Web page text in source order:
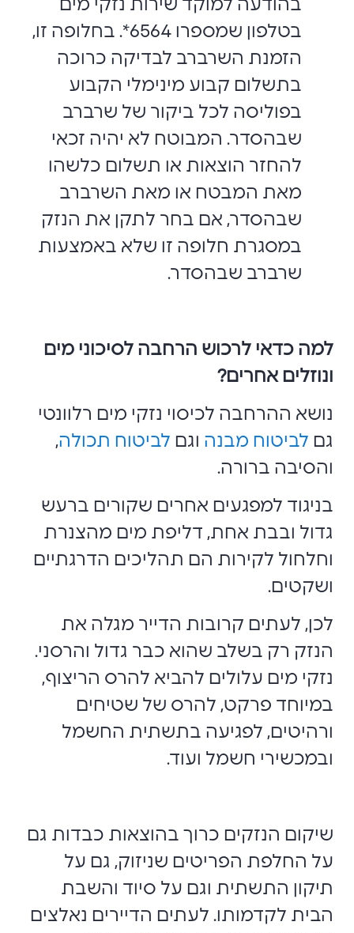
בהודעה למוקד שירות נזקי מים
בטלפון שמספרו 6564*. בחלופה זו,
הזמנת השרברב לבדיקה כרוכה
בתשלום קבוע מינימלי הקבוע
בפוליסה לכל ביקור של שרברב
שבהסדר. המבוטח לא יהיה זכאי
להחזר הוצאות או תשלום כלשהו
מאת המבטח או מאת השרברב
שבהסדר, אם בחר לתקן את הנזק
במסגרת חלופה זו שלא באמצעות
שרברב שבהסדר.
למה כדאי לרכוש הרחבה לסיכוני מים
ונוזלים אחרים?
נושא ההרחבה לכיסוי נזקי מים רלוונטי
גם לביטוח מבנה וגם לביטוח תכולה,
והסיבה ברורה.
בניגוד למפגעים אחרים שקורים ברעש
גדול ובבת אחת, דליפת מים מהצנרת
וחלחול לקירות הם תהליכים הדרגתיים
ושקטים.
לכן, לעתים קרובות הדייר מגלה את
הנזק רק בשלב שהוא כבר גדול והרסני.
נזקי מים עלולים להביא להרס הריצוף,
במיוחד פרקט, להרס של שטיחים
ורהיטים, לפגיעה בתשתית החשמל
ובמכשירי חשמל ועוד.
שיקום הנזקים כרוך בהוצאות כבדות גם
על החלפת הפריטים שניזוק, גם על
תיקון התשתית וגם על סיוד והשבת
הבית לקדמותו. לעתים הדיירים נאלצים